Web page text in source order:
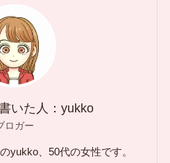
いた人：yukko
ロガー
yukko、50代の女性です。